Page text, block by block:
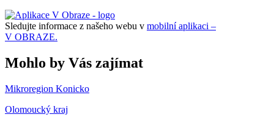
Sledujte informace z našeho webu v mobilní aplikaci –
V OBRAZE.
Mohlo by Vás zajímat
Mikroregion Konicko
Olomoucký kraj